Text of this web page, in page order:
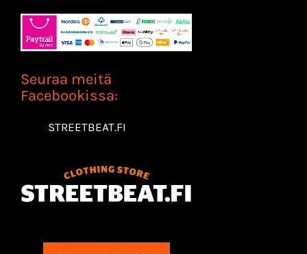
Seuraa meitä
Facebookissa:
STREETBEAT.FI